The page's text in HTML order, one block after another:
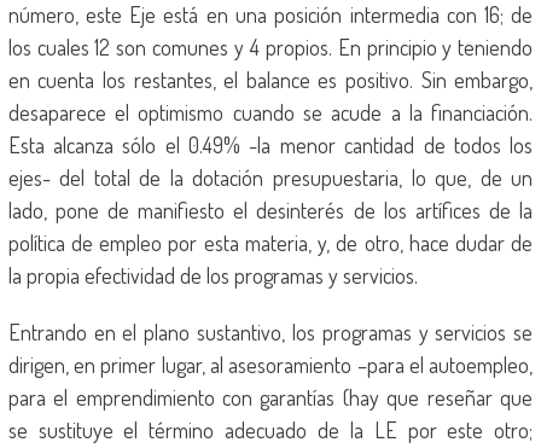
número, este Eje está en una posición intermedia con 16; de
los cuales 12 son comunes y 4 propios. En principio y teniendo
en cuenta los restantes, el balance es positivo. Sin embargo,
desaparece el optimismo cuando se acude a la financiación.
Esta alcanza sólo el 0.49% -la menor cantidad de todos los
ejes- del total de la dotación presupuestaria, lo que, de un
lado, pone de manifiesto el desinterés de los artífices de la
política de empleo por esta materia, y, de otro, hace dudar de
la propia efectividad de los programas y servicios.
Entrando en el plano sustantivo, los programas y servicios se
dirigen, en primer lugar, al asesoramiento –para el autoempleo,
para el emprendimiento con garantías (hay que reseñar que
se sustituye el término adecuado de la LE por este otro;